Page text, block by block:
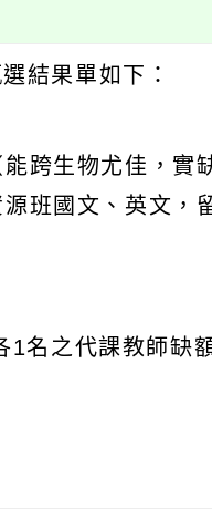
結果單如下：
跨生物尤佳，實
班國文、英文，
名之代課教師缺